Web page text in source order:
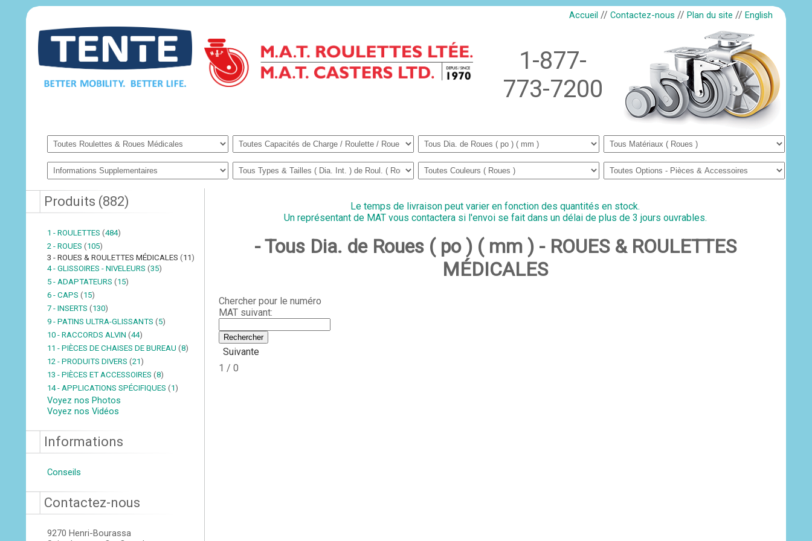
Accueil // Contactez-nous // Plan du site // English
1-877-
773-7200
Produits (882)
1 - ROULETTES (484)
2 - ROUES (105)
3 - ROUES & ROULETTES MÉDICALES (11)
4 - GLISSOIRES - NIVELEURS (35)
5 - ADAPTATEURS (15)
6 - CAPS (15)
7 - INSERTS (130)
9 - PATINS ULTRA-GLISSANTS (5)
10 - RACCORDS ALVIN (44)
11 - PIÈCES DE CHAISES DE BUREAU (8)
12 - PRODUITS DIVERS (21)
13 - PIÈCES ET ACCESSOIRES (8)
14 - APPLICATIONS SPÉCIFIQUES (1)
Voyez nos Photos
Voyez nos Vidéos
Informations
Conseils
Contactez-nous
9270 Henri-Bourassa
Le temps de livraison peut varier en fonction des quantités en stock.
Un représentant de MAT vous contactera si l'envoi se fait dans un délai de plus de 3 jours ouvrables.
- Tous Dia. de Roues ( po ) ( mm ) - ROUES & ROULETTES
MÉDICALES
Chercher pour le numéro
MAT suivant:
Suivante
1 / 0